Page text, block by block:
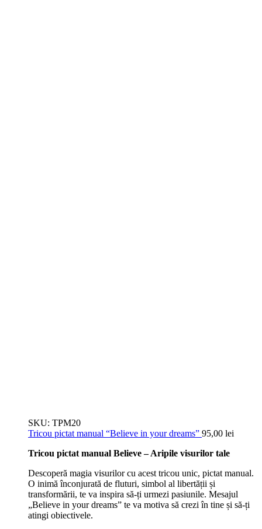
SKU: TPM20
Tricou pictat manual “Believe in your dreams” 95,00 lei
Tricou pictat manual Believe – Aripile visurilor tale
Descoperă magia visurilor cu acest tricou unic, pictat manual.
O inimă înconjurată de fluturi, simbol al libertății și
transformării, te va inspira să-ți urmezi pasiunile. Mesajul
„Believe in your dreams” te va motiva să crezi în tine și să-ți
atingi obiectivele.